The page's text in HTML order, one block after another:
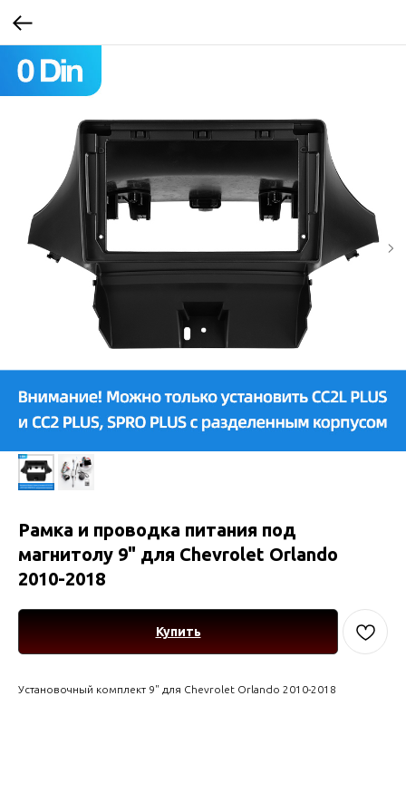
Рамка и проводка питания под
магнитолу 9" для Chevrolet Orlando
2010-2018
Купить
Установочный комплект 9" для Chevrolet Orlando 2010-2018